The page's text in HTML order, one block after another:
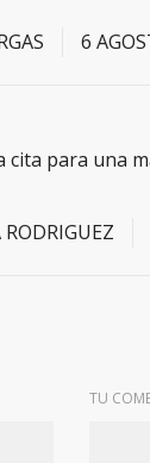
6
cita para una
TU